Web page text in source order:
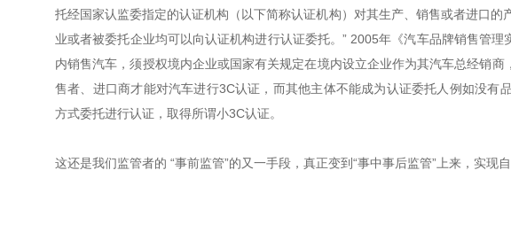
托经国家认监委指定的认证机构（以下简称认证机构）对其生产、销售或者进口
业或者被委托企业均可以向认证机构进行认证委托。” 2005年《汽车品牌销售管
内销售汽车，须授权境内企业或国家有关规定在境内设立企业作为其汽车总经销
售者、进口商才能对汽车进行3C认证，而其他主体不能成为认证委托人例如没有
方式委托进行认证，取得所谓小3C认证。
这还是我们监管者的 “事前监管”的又一手段，真正变到“事中事后监管”上来，实现